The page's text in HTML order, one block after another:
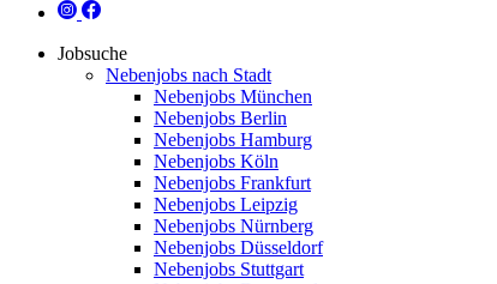
Jobsuche
Nebenjobs nach Stadt
Nebenjobs München
Nebenjobs Berlin
Nebenjobs Hamburg
Nebenjobs Köln
Nebenjobs Frankfurt
Nebenjobs Leipzig
Nebenjobs Nürnberg
Nebenjobs Düsseldorf
Nebenjobs Stuttgart